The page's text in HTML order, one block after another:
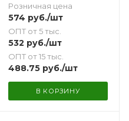
Розничная цена
574 руб./шт
ОПТ от 5 тыс.
532 руб./шт
ОПТ от 15 тыс.
488.75руб./шт
В КОРЗИНУ